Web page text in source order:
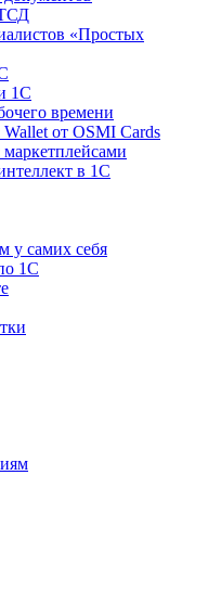
«Простых
1С
времени
от OSMI Cards
в 1С
у самих себя
1С